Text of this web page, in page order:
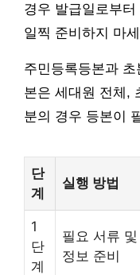
경우 발급일로부
일찍 준비하지 마
주민등록등본과
본은 세대원 전체,
분의 경우 등본이
단
계
실행 방법
1
단
계
필요 서류 및
정보 준비